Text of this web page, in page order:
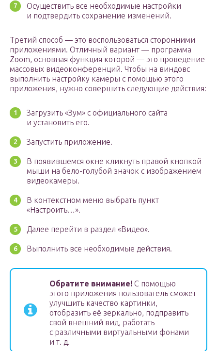
Осуществить все необходимые настройки
и подтвердить сохранение изменений.
Третий способ — это воспользоваться сторонними
приложениями. Отличный вариант — программа
Zoom, основная функция которой — это проведение
массовых видеоконференций. Чтобы на виндовс
выполнить настройку камеры с помощью этого
приложения, нужно совершить следующие действия:
Загрузить «Зум» с официального сайта
и установить его.
Запустить приложение.
В появившемся окне кликнуть правой кнопкой
мыши на бело-голубой значок с изображением
видеокамеры.
В контекстном меню выбрать пункт
«Настроить…».
Далее перейти в раздел «Видео».
Выполнить все необходимые действия.
Обратите внимание! С помощью
этого приложения пользователь сможет
улучшить качество картинки,
отобразить её зеркально, подправить
свой внешний вид, работать
с различными виртуальными фонами
и т. д.